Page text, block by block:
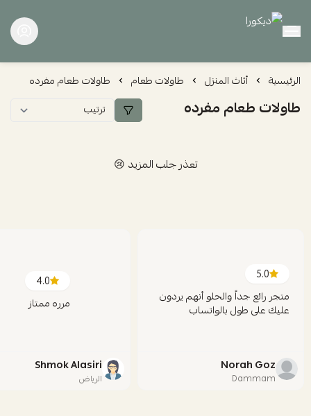
ديكورا
الرئيسية أثاث المنزل طاولات طعام طاولات طعام مفرده
طاولات طعام مفرده
تعذر جلب المزيد 😢
5.0
متجر رائع جداً والحلو أنهم يردون
عليك على طول بالواتساب
Norah Goz
Dammam
4.0
مرره ممتاز
Shmok Alasiri
الرياض